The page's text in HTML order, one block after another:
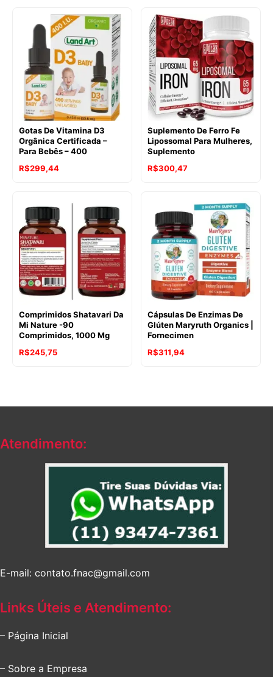
Gotas De Vitamina D3
Orgânica Certificada –
Para Bebês – 400
R$299,44
Suplemento De Ferro Fe
Lipossomal Para Mulheres,
Suplemento
R$300,47
Comprimidos Shatavari Da
Mi Nature -90
Comprimidos, 1000 Mg
R$245,75
Cápsulas De Enzimas De
Glúten Maryruth Organics |
Fornecimen
R$311,94
Atendimento:
E-mail: contato.fnac@gmail.com
Links Úteis e Atendimento:
– Página Inicial
– Sobre a Empresa